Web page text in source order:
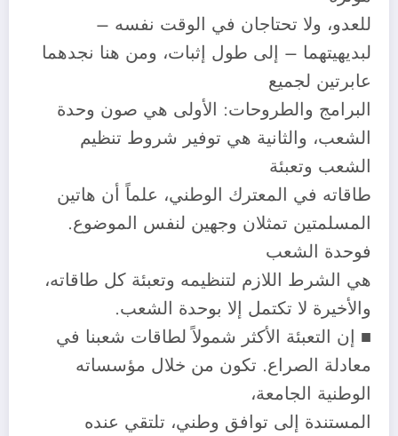
للعدو، ولا تحتاجان في الوقت نفسه –
لبديهيتهما – إلى طول إثبات، ومن هنا نجدهما
عابرتين لجميع
البرامج والطروحات: الأولى هي صون وحدة
الشعب، والثانية هي توفير شروط تنظيم
الشعب وتعبئة
طاقاته في المعترك الوطني، علماً أن هاتين
المسلمتين تمثلان وجهين لنفس الموضوع.
فوحدة الشعب
هي الشرط اللازم لتنظيمه وتعبئة كل طاقاته،
والأخيرة لا تكتمل إلا بوحدة الشعب.
■ إن التعبئة الأكثر شمولاً لطاقات شعبنا في
معادلة الصراع. تكون من خلال مؤسساته
الوطنية الجامعة،
المستندة إلى توافق وطني، تلتقي عنده